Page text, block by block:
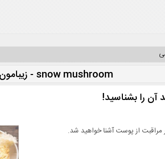
snow mushroom - زیبامون
آن را بشناسید!